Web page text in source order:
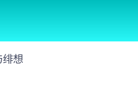
绯想